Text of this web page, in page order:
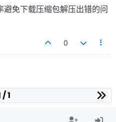
免下载压缩包解压出错的问
0
/ 1